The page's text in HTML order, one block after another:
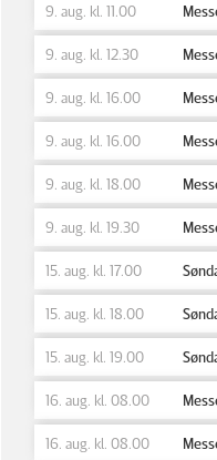
9. aug. kl. 11.00
9. aug. kl. 12.30
9. aug. kl. 16.00
9. aug. kl. 16.00
9. aug. kl. 18.00
9. aug. kl. 19.30
15. aug. kl. 17.00
15. aug. kl. 18.00
15. aug. kl. 19.00
16. aug. kl. 08.00
16. aug. kl. 08.00